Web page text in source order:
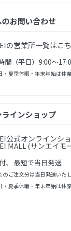
お問い合わせ
の営業所一覧はこ
間（平日）9:00～
夏季休暇・年末年始は休
インショップ
公式オンラインシ
MALL (サンエイモ
、 最短で当日発送
ご注文分は当日発送いたし
夏季休暇・年末年始は休